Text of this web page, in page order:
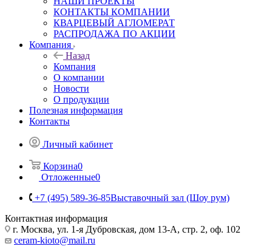
КОНТАКТЫ КОМПАНИИ
КВАРЦЕВЫЙ АГЛОМЕРАТ
РАСПРОДАЖА ПО АКЦИИ
Компания
Назад
Компания
О компании
Новости
О продукции
Полезная информация
Контакты
Личный кабинет
Корзина0
Отложенные0
+7 (495) 589-36-85Выставочный зал (Шоу рум)
Контактная информация
г. Москва, ул. 1-я Дубровская, дом 13-А, стр. 2, оф. 102
ceram-kioto@mail.ru